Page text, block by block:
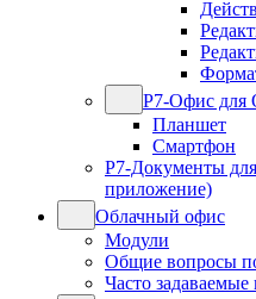
Р7-Офис для
Планшет
Смартфон
Р7-Документы
приложение)
Облачный офис
Модули
Общие вопросы
Часто